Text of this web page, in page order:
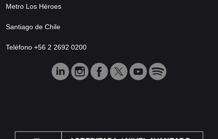
Metro Los Héroes
Santiago de Chile
Teléfono +56 2 2692 0200